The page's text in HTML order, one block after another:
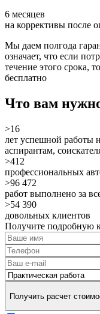
6 месяцев
на коррективы после
Мы даем полгода
означает, что если
течение этого срока,
бесплатно
Что вам
>16
лет успешной работы
аспирантам,
>412
профессиональных
>96 472
работ выполнено за
>54 390
довольных клиентов
Получите подробную
Получить расчет